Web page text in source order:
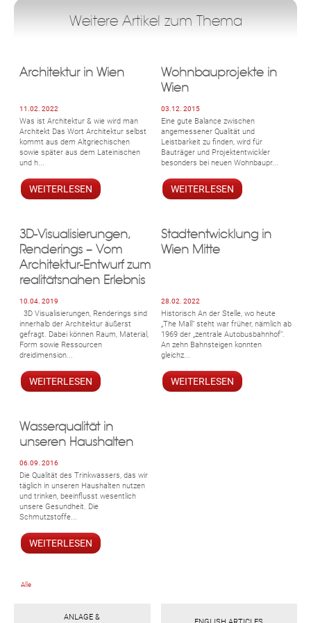
Weitere Artikel zum Thema
Architektur in Wien
11.02. 2022
Was ist Architektur & wie wird man
Architekt Das Wort Architektur selbst
kommt aus dem Altgriechischen
sowie später aus dem Lateinischen
und h...
WEITERLESEN
Wohnbauprojekte in
Wien
03.12. 2015
Eine gute Balance zwischen
angemessener Qualität und
Leistbarkeit zu finden, wird für
Bauträger und Projektentwickler
besonders bei neuen Wohnbaupr...
WEITERLESEN
3D-Visualisierungen,
Renderings – Vom
Architektur-Entwurf zum
realitätsnahen Erlebnis
10.04. 2019
3D Visualisierungen, Renderings sind
innerhalb der Architektur äußerst
gefragt. Dabei können Raum, Material,
Form sowie Ressourcen
dreidimension...
WEITERLESEN
Stadtentwicklung in
Wien Mitte
28.02. 2022
Historisch An der Stelle, wo heute
„The Mall“ steht war früher, nämlich ab
1969 der „zentrale Autobusbahnhof“.
An zehn Bahnsteigen konnten
gleichz...
WEITERLESEN
Wasserqualität in
unseren Haushalten
06.09. 2016
Die Qualität des Trinkwassers, das wir
täglich in unseren Haushalten nutzen
und trinken, beeinflusst wesentlich
unsere Gesundheit. Die
Schmutzstoffe...
WEITERLESEN
Alle
ANLAGE &